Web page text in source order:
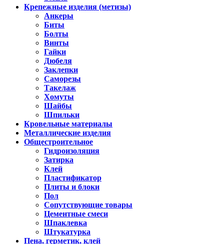
Крепежные изделия (метизы)
Анкеры
Биты
Болты
Винты
Гайки
Дюбеля
Заклепки
Саморезы
Такелаж
Хомуты
Шайбы
Шпильки
Кровельные материалы
Металлические изделия
Общестроительное
Гидроизоляция
Затирка
Клей
Пластификатор
Плиты и блоки
Пол
Сопутствующие товары
Цементные смеси
Шпаклевка
Штукатурка
Пена, герметик, клей